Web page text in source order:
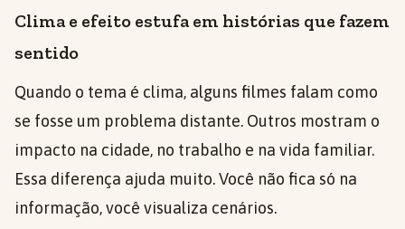
Clima e efeito estufa em histórias que fazem
sentido
Quando o tema é clima, alguns filmes falam como
se fosse um problema distante. Outros mostram o
impacto na cidade, no trabalho e na vida familiar.
Essa diferença ajuda muito. Você não fica só na
informação, você visualiza cenários.